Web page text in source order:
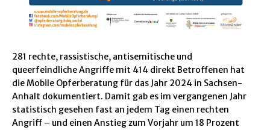
281 rechte, rassistische, antisemitische und
queerfeindliche Angriffe mit 414 direkt Betroffenen hat
die Mobile Opferberatung für das Jahr 2024 in Sachsen-
Anhalt dokumentiert. Damit gab es im vergangenen Jahr
statistisch gesehen fast an jedem Tag einen rechten
Angriff – und einen Anstieg zum Vorjahr um 18 Prozent